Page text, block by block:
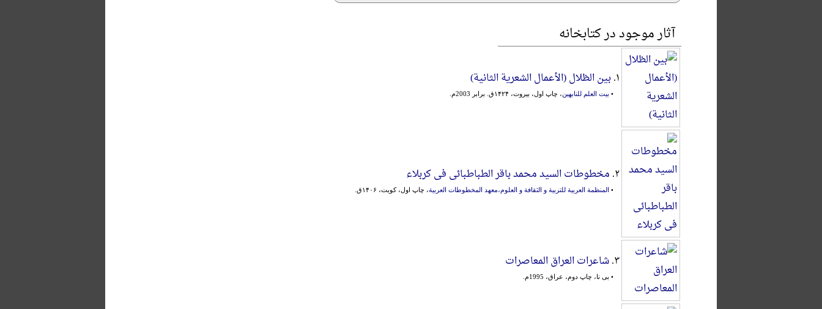
آثار موجود در کتابخانه
۱. بین الظلال (الأعمال الشعریة الثانیة)
• بیت العلم للنابهین، چاپ اول، بیروت، ۱۴۲۴ق. برابر 2003م.
۲. مخطوطات السید محمد باقر الطباطبائی فی کربلاء
• المنظمة العربیة للتربیة و الثقافة و العلوم،معهد المخطوطات العربیة، چاپ اول، کویت، ۱۴۰۶ق.
۳. شاعرات العراق المعاصرات
• بی نا، چاپ دوم، عراق، 1995م.